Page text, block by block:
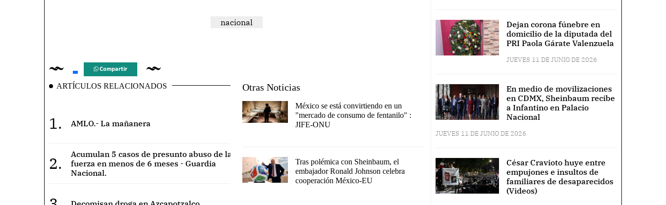
nacional
Compartir
ARTÍCULOS RELACIONADOS
1. AMLO.- La mañanera
2.
Acumulan 5 casos de presunto abuso de la
fuerza en menos de 6 meses - Guardia
Nacional.
Otras Noticias
México se está convirtiendo en un
"mercado de consumo de fentanilo" :
JIFE-ONU
Tras polémica con Sheinbaum, el
embajador Ronald Johnson celebra
cooperación México-EU
Dejan corona fúnebre en
domicilio de la diputada del
PRI Paola Gárate Valenzuela
JUEVES 11 DE JUNIO DE 2026
En medio de movilizaciones
en CDMX, Sheinbaum recibe
a Infantino en Palacio
Nacional
JUEVES 11 DE JUNIO DE 2026
César Cravioto huye entre
empujones e insultos de
familiares de desaparecidos
(Videos)